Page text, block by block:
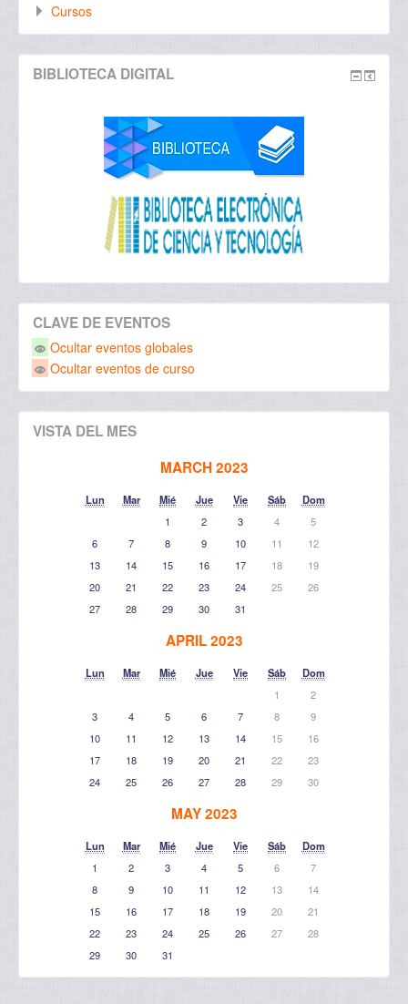
Cursos
BIBLIOTECA DIGITAL
CLAVE DE EVENTOS
Ocultar eventos globales
Ocultar eventos de curso
VISTA DEL MES
MARCH 2023
Lun Mar Mié Jue Vie Sáb
Dom
1
2 3 4
5
6
7 8 9 10 11
12
13
14 15 16 17 18
19
20
21 22 23 24 25
26
27
28 29 30 31
APRIL 2023
Lun Mar Mié Jue Vie Sáb
Dom
1
2
3
4 5 6 7 8
9
10
11 12 13 14 15
16
17
18 19 20 21 22
23
24
25 26 27 28 29 30
MAY 2023
Lun Mar Mié Jue Vie Sáb
Dom
1
2 3 4 5 6
7
8
9 10 11 12 13
14
15
16 17 18 19 20
21
22
23 24 25 26 27
28
29
30 31